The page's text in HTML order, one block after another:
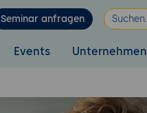
Seminar anfragen
Events Unternehmen